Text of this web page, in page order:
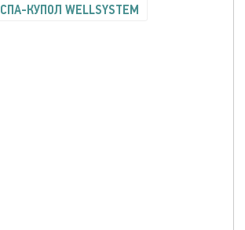
СПА-КУПОЛ WELLSYSTEM